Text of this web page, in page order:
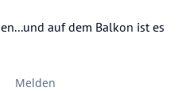
auf dem Balkon ist es
Melden